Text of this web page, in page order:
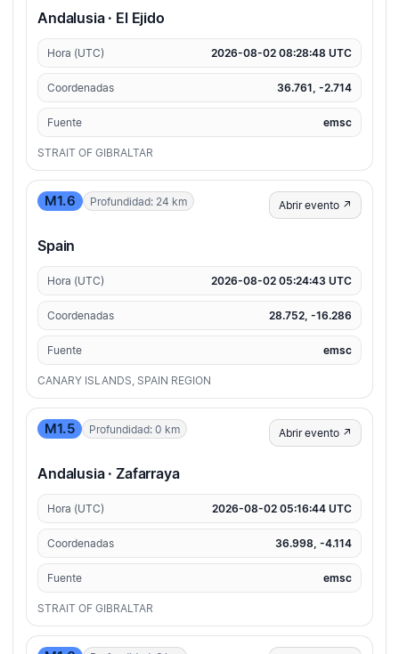
Andalusia · El Ejido
Hora (UTC) 2026-08-02 08:28:48 UTC
Coordenadas 36.761, -2.714
Fuente emsc
STRAIT OF GIBRALTAR
M1.6 Profundidad: 24 km Abrir evento ↗
Spain
Hora (UTC) 2026-08-02 05:24:43 UTC
Coordenadas 28.752, -16.286
Fuente emsc
CANARY ISLANDS, SPAIN REGION
M1.5 Profundidad: 0 km Abrir evento ↗
Andalusia · Zafarraya
Hora (UTC) 2026-08-02 05:16:44 UTC
Coordenadas 36.998, -4.114
Fuente emsc
STRAIT OF GIBRALTAR